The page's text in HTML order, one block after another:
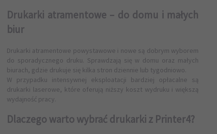
Drukarki atramentowe – do domu i małych
biur
Drukarki atramentowe powystawowe i nowe są dobrym wyborem
do sporadycznego druku. Sprawdzają się w domu oraz małych
biurach, gdzie drukuje się kilka stron dziennie lub tygodniowo.
W przypadku intensywnej eksploatacji bardziej opłacalne są
drukarki laserowe, które oferują niższy koszt wydruku i większą
wydajność pracy.
Dlaczego warto wybrać drukarki z Printer4?